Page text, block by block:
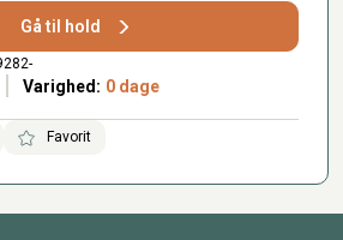
Gå til hold
Varighed: 0 dage
Favorit